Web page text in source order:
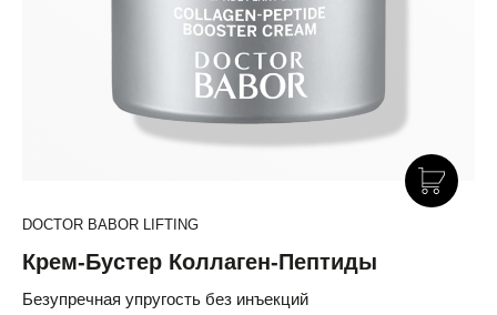
DOCTOR BABOR LIFTING
Крем-Бустер Коллаген-Пептиды
Безупречная упругость без инъекций